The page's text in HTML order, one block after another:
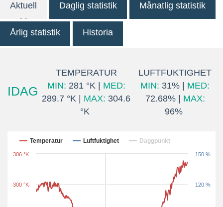
Aktuell Daglig statistik Månatlig statistik
Årlig statistik Historia
IDAG
TEMPERATUR
MIN: 281 °K | MED:
289.7 °K | MAX: 304.6
°K
LUFTFUKTIGHET
MIN: 31% | MED:
72.68% | MAX:
96%
Senaste 24 timmar
Temperatur Luftfuktighet Daggpunkt
300 °K
306 °K
120 %
150 %